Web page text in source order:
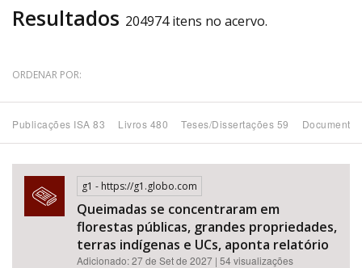
Povo Indígena
Subtema
Área de Levantamento
Resultados 204974 itens no acervo.
ORDENAR POR:
Publicações ISA 83 Livros 480 Teses/Dissertações 59
g1 - https://g1.globo.com
Queimadas se concentraram em
florestas públicas, grandes propriedades,
terras indígenas e UCs, aponta relatório
Adicionado: 27 de Set de 2027 | 54 visualizações